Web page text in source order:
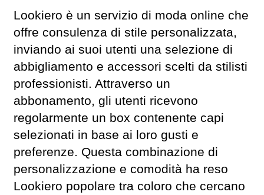
Lookiero è un servizio di moda online che
offre consulenza di stile personalizzata,
inviando ai suoi utenti una selezione di
abbigliamento e accessori scelti da stilisti
professionisti. Attraverso un
abbonamento, gli utenti ricevono
regolarmente un box contenente capi
selezionati in base ai loro gusti e
preferenze. Questa combinazione di
personalizzazione e comodità ha reso
Lookiero popolare tra coloro che cercano